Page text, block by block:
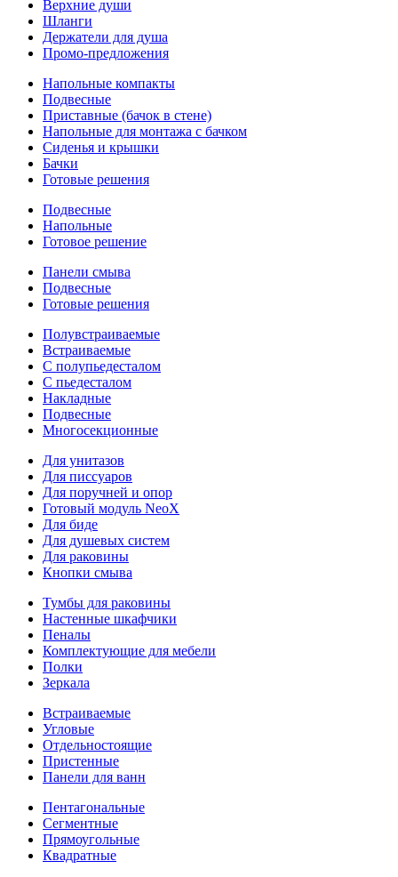
Верхние души
Шланги
Держатели для душа
Промо-предложения
Напольные компакты
Подвесные
Приставные (бачок в стене)
Напольные для монтажа с бачком
Сиденья и крышки
Бачки
Готовые решения
Подвесные
Напольные
Готовое решение
Панели смыва
Подвесные
Готовые решения
Полувстраиваемые
Встраиваемые
С полупьедесталом
С пьедесталом
Накладные
Подвесные
Многосекционные
Для унитазов
Для писсуаров
Для поручней и опор
Готовый модуль NeoX
Для биде
Для душевых систем
Для раковины
Кнопки смыва
Тумбы для раковины
Настенные шкафчики
Пеналы
Комплектующие для мебели
Полки
Зеркала
Встраиваемые
Угловые
Отдельностоящие
Пристенные
Панели для ванн
Пентагональные
Сегментные
Прямоугольные
Квадратные